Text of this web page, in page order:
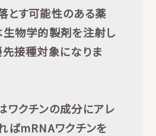
とす可能性のある薬
生物学的製剤を注射し
先接種対象になりま
ワクチンの成分にアレ
ばmRNAワクチンを